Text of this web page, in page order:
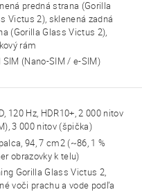
predná strana (Gorilla
Victus 2), sklenená zadná
(Gorilla Glass Victus 2),
rám
SIM (Nano-SIM / e-SIM)
120 Hz, HDR10+, 2 000 nitov
3 000 nitov (špička)
94, 7 cm2 (~86, 1 %
obrazovky k telu)
Gorilla Glass Victus 2,
voči prachu a vode podľa